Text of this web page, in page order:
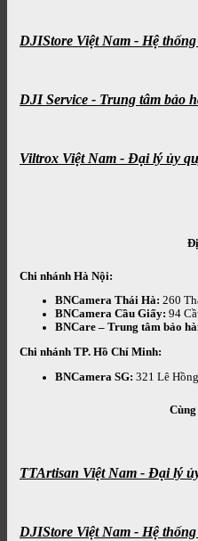
DJIStore Việt Nam - Hệ
DJI Service - Trung tâm bảo
Viltrox Việt Nam - Đại lý ủy
Chi nhánh Hà Nội:
BNCamera Thái Hà: 260
BNCamera Cầu Giấy: 94
BNCare – Trung tâm bảo
Chi nhánh TP. Hồ Chí Minh:
BNCamera SG: 321 Lê
Cùng
TTArtisan Việt Nam - Đại lý
DJIStore Việt Nam - Hệ